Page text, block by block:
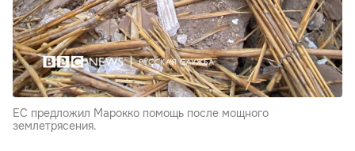
ЕС предложил Марокко помощь после мощного
землетрясения.